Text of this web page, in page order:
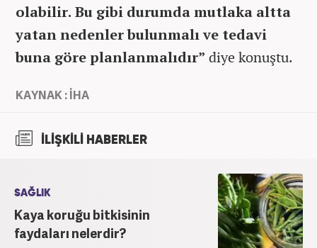
olabilir. Bu gibi durumda mutlaka altta
yatan nedenler bulunmalı ve tedavi
buna göre planlanmalıdır” diye konuştu.
KAYNAK : İHA
İLİŞKİLİ HABERLER
SAĞLIK
Kaya koruğu bitkisinin
faydaları nelerdir?